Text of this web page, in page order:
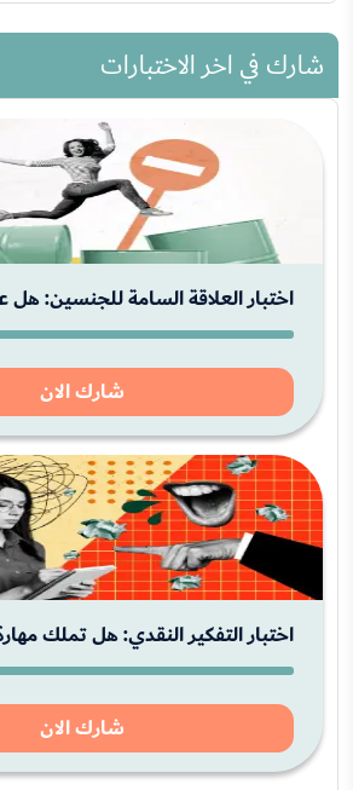
شارك في اخر الاختبارات
اختبار العلاقة السامة للجنسين: هل
شارك الان
اختبار التفكير النقدي: هل تملك
شارك الان